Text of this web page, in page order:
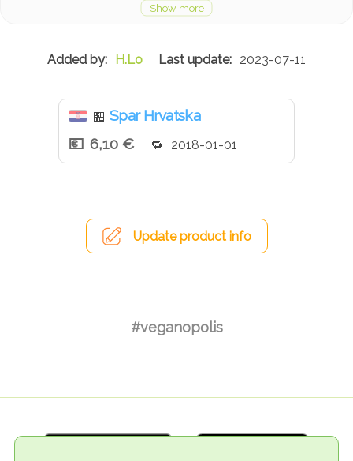
H.Lo 2023-07-11
🏪 Spar Hrvatska
6,10 €
2018-01-01
Update product info
#veganopolis